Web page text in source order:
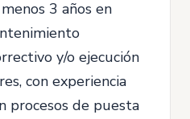
3 años en
y/o ejecución
con experiencia
procesos de puesta